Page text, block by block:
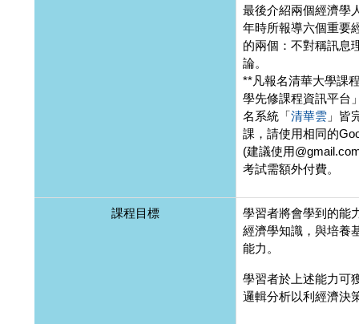
最後介紹兩個經濟學
年時所報導六個重要
的兩個：不對稱訊息
論。
**凡報名清華大學課
學先修課程資訊平台
名系統「清華雲 」皆
課，請使用相同的
(建議使用
考試需額外付費。
課程目標
學習者將會學到的能
經濟學知識，與培養
能力。
學習者於上述能力可
邏輯分析以利經濟決